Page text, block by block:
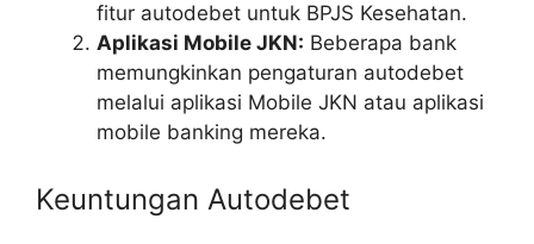
fitur autodebet untuk BPJS Kesehatan.
Aplikasi Mobile JKN: Beberapa bank
memungkinkan pengaturan autodebet
melalui aplikasi Mobile JKN atau aplikasi
mobile banking mereka.
Keuntungan Autodebet